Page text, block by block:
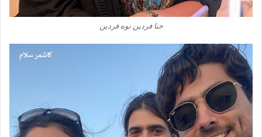
حنا فردین نوه فردین